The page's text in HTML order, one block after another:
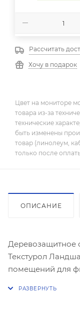
Рассчитать
Хочу в подарок
Цвет на мониторе
товара из-за
технические
быть изменены
товар (линолеум,
только после
ОПИСАНИЕ
Деревозащитное
Текстурол
помещений для